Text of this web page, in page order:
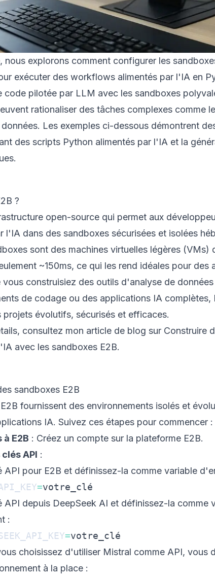
nous explorons comment configurer les
exécuter des workflows alimentés par l'IA en
code pilotée par LLM avec les sandboxes
rationaliser des tâches complexes comme
Les exemples ci-dessous démontrent
des scripts Python alimentés par l'IA et la
?
open-source qui permet aux
l'IA dans des sandboxes sécurisées et isolées
sont des machines virtuelles légères (VMs)
~150ms, ce qui les rend idéales pour des
vous construisiez des outils d'analyse de
de codage ou des applications IA complètes,
projets évolutifs, sécurisés et efficaces.
consultez mon article de blog sur Construire
avec les sandboxes E2B.
sandboxes E2B
fournissent des environnements isolés et
IA. Suivez ces étapes pour commencer :
E2B : Créez un compte sur la plateforme E2B.
API :
API pour E2B et définissez-la comme variable
=
API depuis DeepSeek AI et définissez-la comme
:
=
choisissez d'utiliser Mistral comme API, vous
à la place :